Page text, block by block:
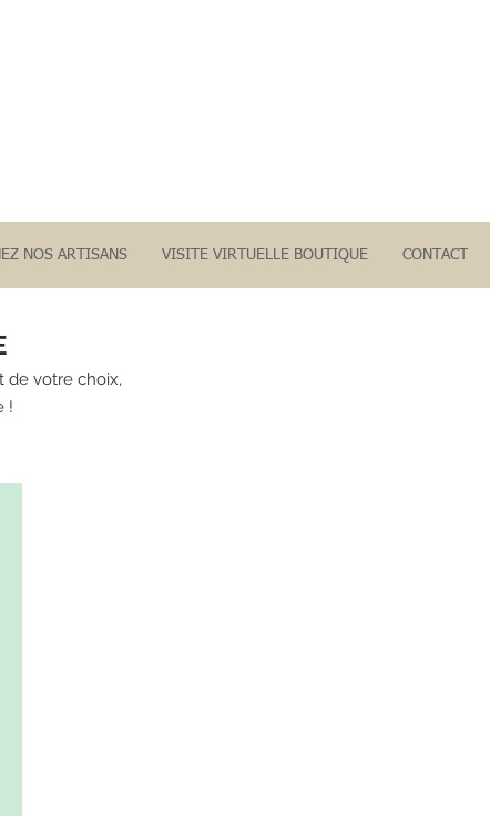
NOS ARTISANS VISITE VIRTUELLE BOUTIQUE CONTACT
de votre choix,
!